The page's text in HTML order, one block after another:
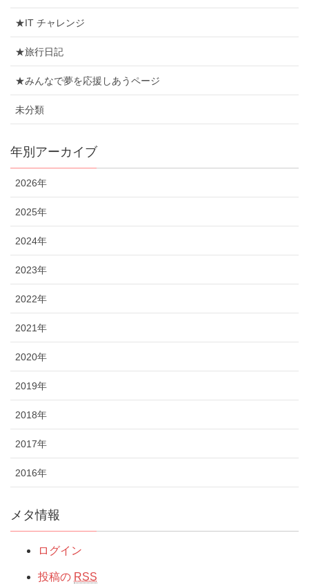
★IT チャレンジ
★旅行日記
★みんなで夢を応援しあうページ
未分類
年別アーカイブ
2026年
2025年
2024年
2023年
2022年
2021年
2020年
2019年
2018年
2017年
2016年
メタ情報
ログイン
投稿の RSS